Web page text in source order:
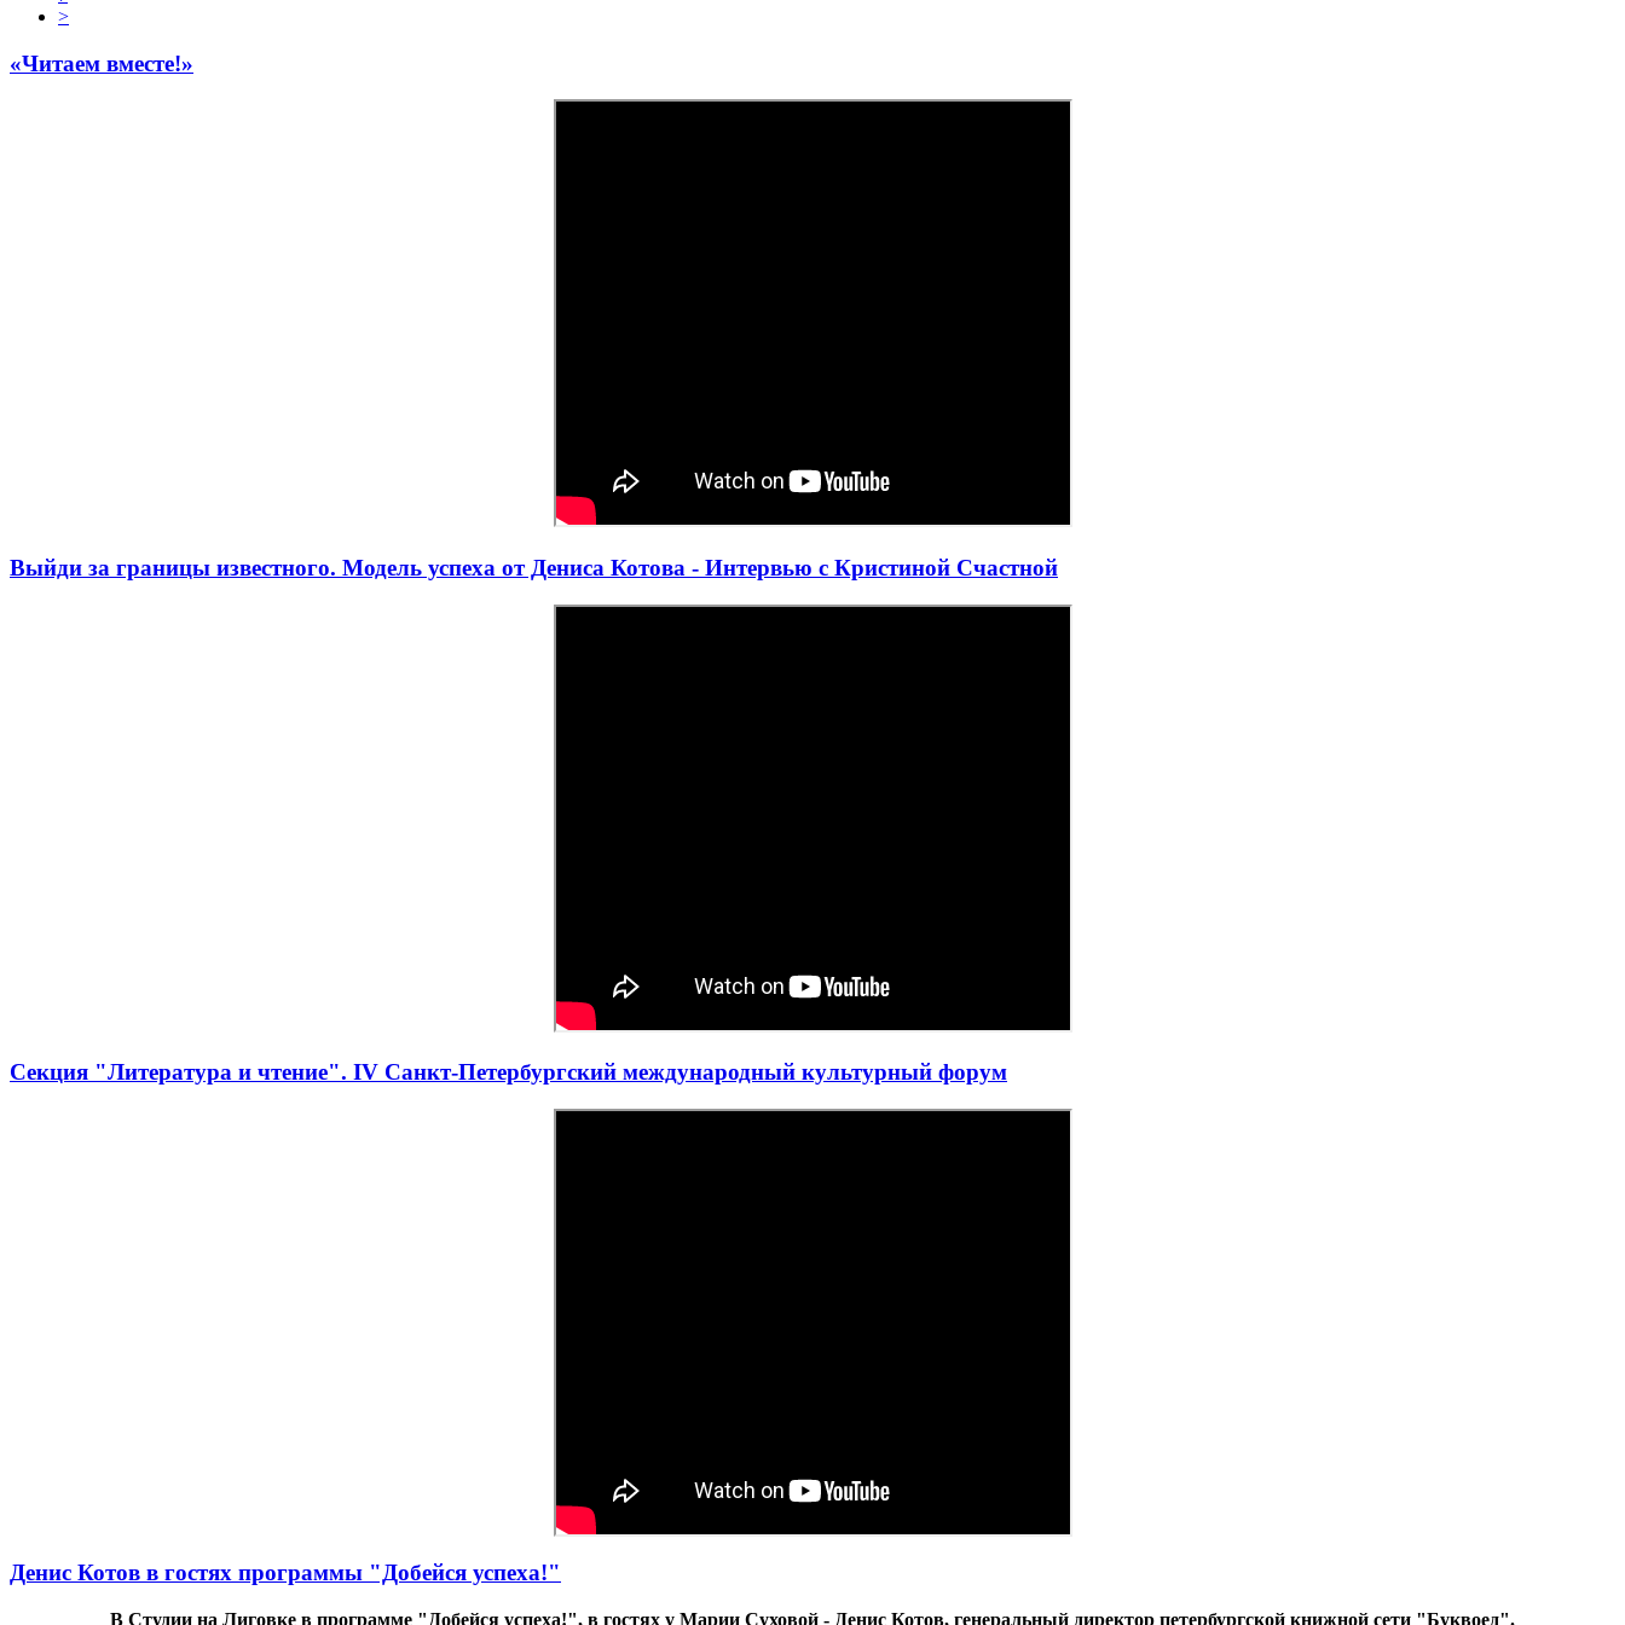
>
«Читаем вместе!»
Выйди за границы известного. Модель успеха от Дениса Котова - Интервью с Кристиной Счастной
Секция "Литература и чтение". IV Санкт-Петербургский международный культурный форум
Денис Котов в гостях программы "Добейся успеха!"
В Студии на Лиговке в программе "Добейся успеха!", в гостях у Марии Суховой - Денис Котов, генеральный директор петербургской книжной сети "Буквоед".